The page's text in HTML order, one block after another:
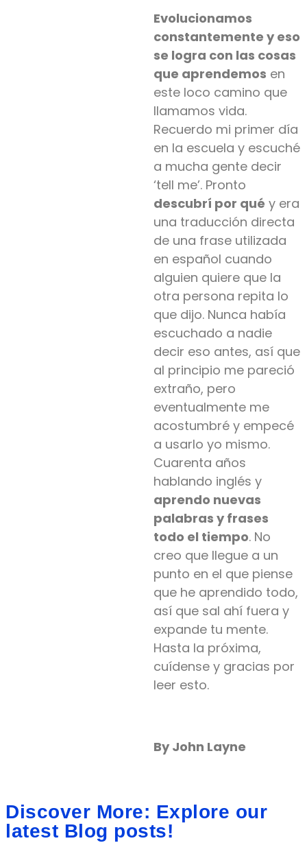
Evolucionamos
constantemente y eso
se logra con las cosas
que aprendemos en
este loco camino que
llamamos vida.
Recuerdo mi primer día
en la escuela y escuché
a mucha gente decir
‘tell me’. Pronto
descubrí por qué y era
una traducción directa
de una frase utilizada
en español cuando
alguien quiere que la
otra persona repita lo
que dijo. Nunca había
escuchado a nadie
decir eso antes, así que
al principio me pareció
extraño, pero
eventualmente me
acostumbré y empecé
a usarlo yo mismo.
Cuarenta años
hablando inglés y
aprendo nuevas
palabras y frases
todo el tiempo. No
creo que llegue a un
punto en el que piense
que he aprendido todo,
así que sal ahí fuera y
expande tu mente.
Hasta la próxima,
cuídense y gracias por
leer esto.
By John Layne
Discover More: Explore our
latest Blog posts!